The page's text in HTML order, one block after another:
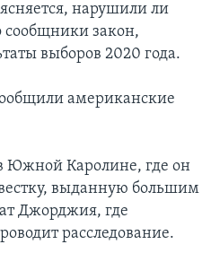
нарушили ли
сообщники закон,
выборов 2020 года.
американские
Южной Каролине, где он
выданную большим
Джорджия, где
расследование.